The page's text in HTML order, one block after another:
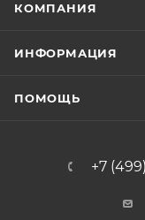
КОМПАНИЯ
ИНФОРМАЦИЯ
ПОМОЩЬ
+7